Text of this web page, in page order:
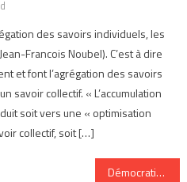
des savoirs individuels, les
Francois Noubel). C’est à dire
et font l’agrégation des savoirs
savoir collectif. « L’accumulation
soit vers une « optimisation
collectif, soit […]
Démocratiser l’information académique